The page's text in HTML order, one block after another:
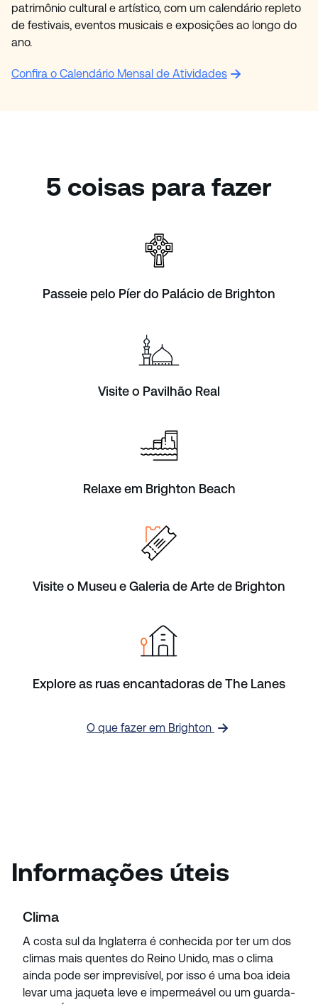
patrimônio cultural e artístico, com um calendário repleto
de festivais, eventos musicais e exposições ao longo do
ano.
Confira o Calendário Mensal de Atividades
5 coisas para fazer
Passeie pelo Píer do Palácio de Brighton
Visite o Pavilhão Real
Relaxe em Brighton Beach
Visite o Museu e Galeria de Arte de Brighton
Explore as ruas encantadoras de The Lanes
O que fazer em Brighton
Informações úteis
Clima
A costa sul da Inglaterra é conhecida por ter um dos
climas mais quentes do Reino Unido, mas o clima
ainda pode ser imprevisível, por isso é uma boa ideia
levar uma jaqueta leve e impermeável ou um guarda-